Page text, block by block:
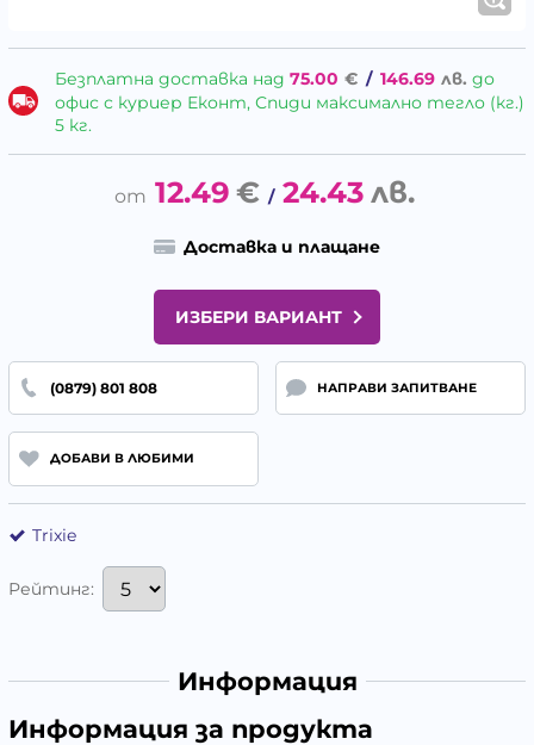
Безплатна доставка над 75.00 € / 146.69 лв. до
офис с куриер Еконт, Спиди максимално тегло (кг.)
5 кг.
12.49 € / 24.43 лв.
Доставка и плащане
ИЗБЕРИ ВАРИАНТ
(0879) 801 808 НАПРАВИ ЗАПИТВАНЕ
ДОБАВИ В ЛЮБИМИ
Trixie
Рейтинг:
Информация
Информация за продукта